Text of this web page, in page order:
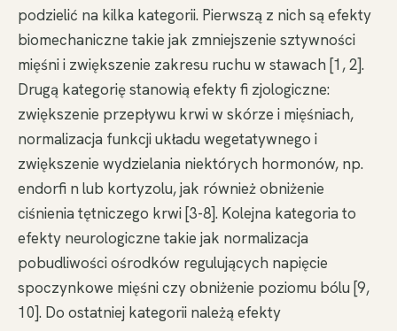
podzielić na kilka kategorii. Pierwszą z nich są efekty
biomechaniczne takie jak zmniejszenie sztywności
mięśni i zwiększenie zakresu ruchu w stawach [1, 2].
Drugą kategorię stanowią efekty fi zjologiczne:
zwiększenie przepływu krwi w skórze i mięśniach,
normalizacja funkcji układu wegetatywnego i
zwiększenie wydzielania niektórych hormonów, np.
endorfi n lub kortyzolu, jak również obniżenie
ciśnienia tętniczego krwi [3-8]. Kolejna kategoria to
efekty neurologiczne takie jak normalizacja
pobudliwości ośrodków regulujących napięcie
spoczynkowe mięśni czy obniżenie poziomu bólu [9,
10]. Do ostatniej kategorii należą efekty